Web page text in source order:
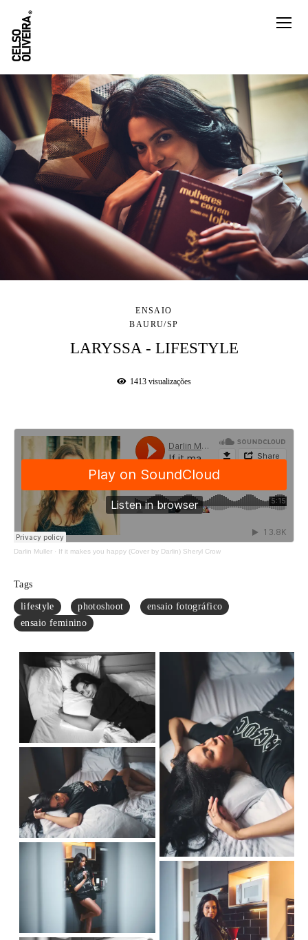
ENSAIO
BAURU/SP
LARYSSA - LIFESTYLE
1413 visualizações
Darlin Muller · If it makes you happy (Cover by Darlin) Sheryl Crow
Tags
lifestyle photoshoot
ensaio fotográfico
ensaio feminino